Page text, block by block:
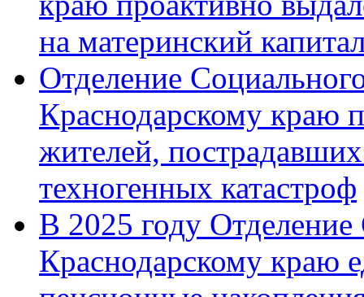
на материнский
Отделение
Краснодарскому краю
жителей,
техногенных катастроф
В 2025 году
Краснодарскому краю